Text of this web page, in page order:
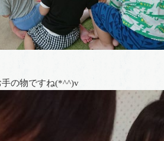
の物ですね(*^^)v